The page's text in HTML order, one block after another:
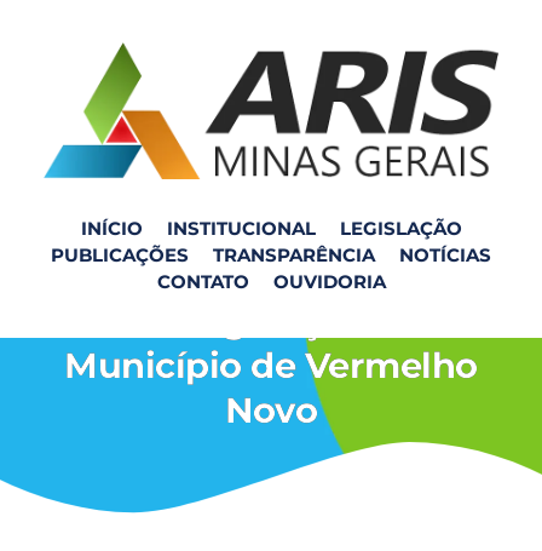
INÍCIO INSTITUCIONAL
LEGISLAÇÃO
PUBLICAÇÕES
TRANSPARÊNCIA
NOTÍCIAS
CONTATO
OUVIDORIA
Reunião com o Conselho
Município de Vermelho
Novo